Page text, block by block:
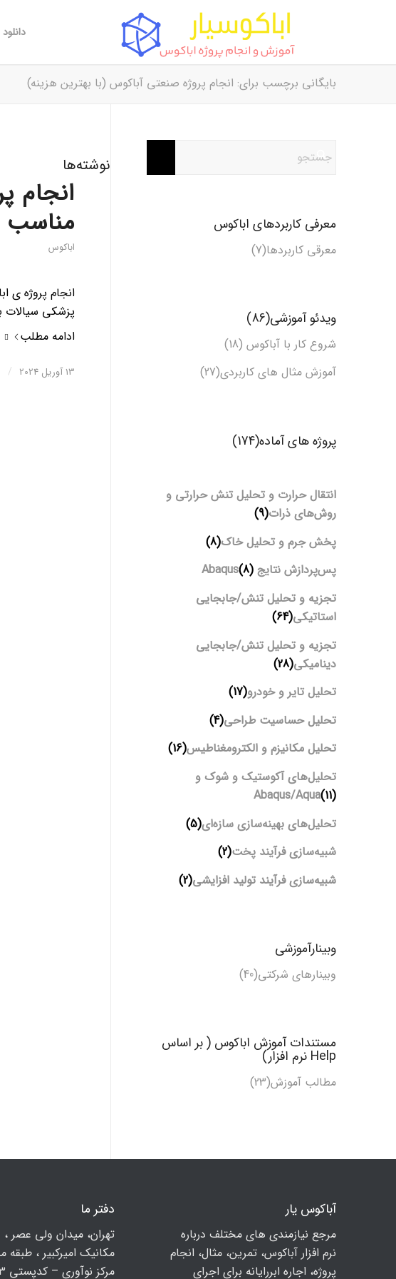
بایگانی برچسب برای: انجام پروژه صنعتی آباکوس (با بهترین هزینه)
نوشته‌ها
انجام
مناسب
اباکوس
انجام پروژه ی
پزشکی سیالات
ادامه مطلب
13 آوریل 2024 /
معرفی کاربردهای اباکوس
معرقی کاربردها(7)
ویدئو آموزشی(86)
شروع کار با آباکوس (18)
آموزش مثال های کاربردی(27)
پروژه های آماده(174)
انتقال حرارت و تحلیل تنش حرارتی و
روش‌های ذرات(9)
پخش جرم و تحلیل خاک(8)
پس‌پردازش نتایج Abaqus (8)
تجزیه و تحلیل تنش/جابجایی
استاتیکی(64)
تجزیه و تحلیل تنش/جابجایی
دینامیکی(28)
تحلیل تایر و خودرو(17)
تحلیل حساسیت طراحی(4)
تحلیل مکانیزم و الکترومغناطیس(16)
تحلیل‌های آکوستیک و شوک و
Abaqus/Aqua(11)
تحلیل‌های بهینه‌سازی سازه‌ای(5)
شبیه‌سازی فرآیند پخت(2)
شبیه‌سازی فرآیند تولید افزایشی(2)
وبینارآموزشی
وبینارهای شرکتی(40)
مستندات آموزش اباکوس ( بر اساس
Help نرم افزار)
مطالب آموزش(23)
آباکوس یار
مرجع نیازمندی های مختلف درباره
نرم افزار آباکوس، تمرین، مثال، انجام
پروژه، اجاره ابررایانه برای اجرای
دفتر ما
تهران، ميدان ولي عصر
مكانيك امیرکبیر ، طبقه
مرکز نوآوری – کدپستی 1591630043